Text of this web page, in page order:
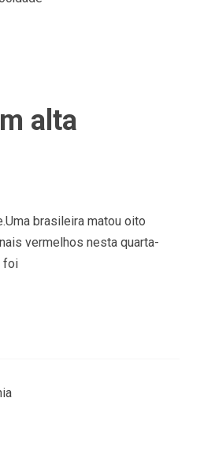
alta
brasileira matou oito
vermelhos nesta quarta-
foi